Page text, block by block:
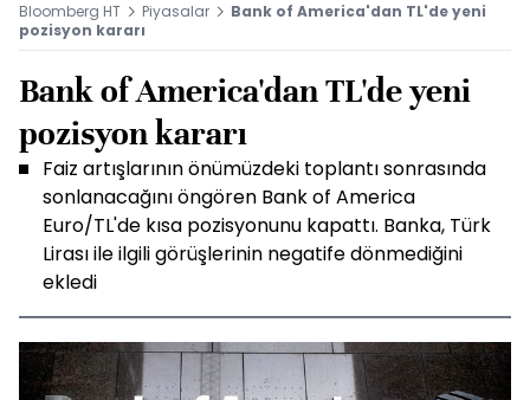
Bloomberg HT Piyasalar
Bank of America'dan TL'de yeni
pozisyon kararı
Bank of America'dan TL'de yeni
pozisyon kararı
Faiz artışlarının önümüzdeki toplantı sonrasında
sonlanacağını öngören Bank of America
Euro/TL'de kısa pozisyonunu kapattı. Banka, Türk
Lirası ile ilgili görüşlerinin negatife dönmediğini
ekledi